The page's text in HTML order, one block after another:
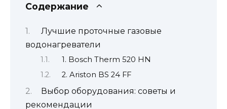
Содержание
Лучшие проточные газовые
водонагреватели
1. Bosch Therm 520 HN
2. Ariston BS 24 FF
Выбор оборудования: советы и
рекомендации